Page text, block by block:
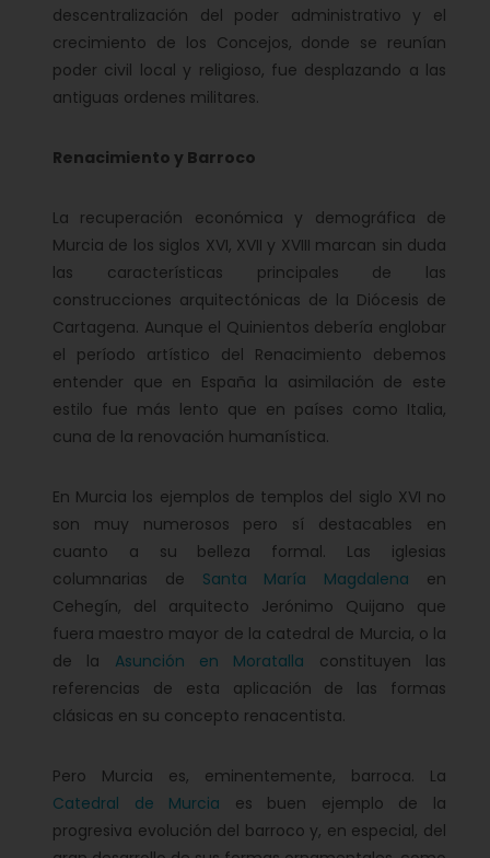
descentralización del poder administrativo y el
crecimiento de los Concejos, donde se reunían
poder civil local y religioso, fue desplazando a las
antiguas ordenes militares.
Renacimiento y Barroco
La recuperación económica y demográfica de
Murcia de los siglos XVI, XVII y XVIII marcan sin duda
las características principales de las
construcciones arquitectónicas de la Diócesis de
Cartagena. Aunque el Quinientos debería englobar
el período artístico del Renacimiento debemos
entender que en España la asimilación de este
estilo fue más lento que en países como Italia,
cuna de la renovación humanística.
En Murcia los ejemplos de templos del siglo XVI no
son muy numerosos pero sí destacables en
cuanto a su belleza formal. Las iglesias
columnarias de Santa María Magdalena en
Cehegín, del arquitecto Jerónimo Quijano que
fuera maestro mayor de la catedral de Murcia, o la
de la Asunción en Moratalla constituyen las
referencias de esta aplicación de las formas
clásicas en su concepto renacentista.
Pero Murcia es, eminentemente, barroca. La
Catedral de Murcia es buen ejemplo de la
progresiva evolución del barroco y, en especial, del